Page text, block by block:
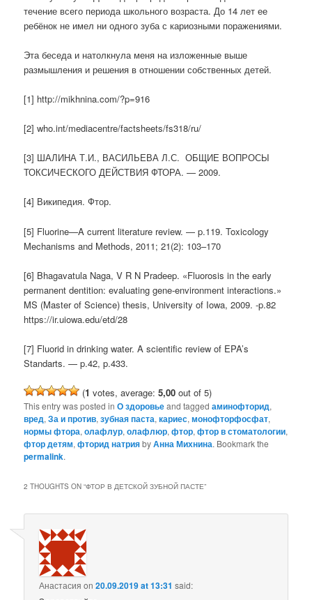
течение всего периода школьного возраста. До 14 лет ее
ребёнок не имел ни одного зуба с кариозными поражениями.
Эта беседа и натолкнула меня на изложенные выше
размышления и решения в отношении собственных детей.
[1] http://mikhnina.com/?p=916
[2] who.int/mediacentre/factsheets/fs318/ru/
[3] ШАЛИНА Т.И., ВАСИЛЬЕВА Л.С. ОБЩИЕ ВОПРОСЫ
ТОКСИЧЕСКОГО ДЕЙСТВИЯ ФТОРА. — 2009.
[4] Википедия. Фтор.
[5] Fluorine—A current literature review. — p.119. Toxicology
Mechanisms and Methods, 2011; 21(2): 103–170
[6] Bhagavatula Naga, V R N Pradeep. «Fluorosis in the early
permanent dentition: evaluating gene-environment interactions.»
MS (Master of Science) thesis, University of Iowa, 2009. -p.82
https://ir.uiowa.edu/etd/28
[7] Fluorid in drinking water. A scientific review of EPA’s
Standarts. — p.42, p.433.
(1 votes, average:5,00 out of 5)
This entry was posted inО здоровьеand taggedаминофторид,
вред,За и против,зубная паста,кариес,монофторфосфат,
нормы фтора,олафлур,олафлюр,фтор,фтор в стоматологии,
фтор детям,фторид натрияbyАнна Михнина. Bookmark the
permalink.
2 THOUGHTS ON “ФТОР В ДЕТСКОЙ ЗУБНОЙ ПАСТЕ”
Анастасия on20.09.2019 at 13:31 said: